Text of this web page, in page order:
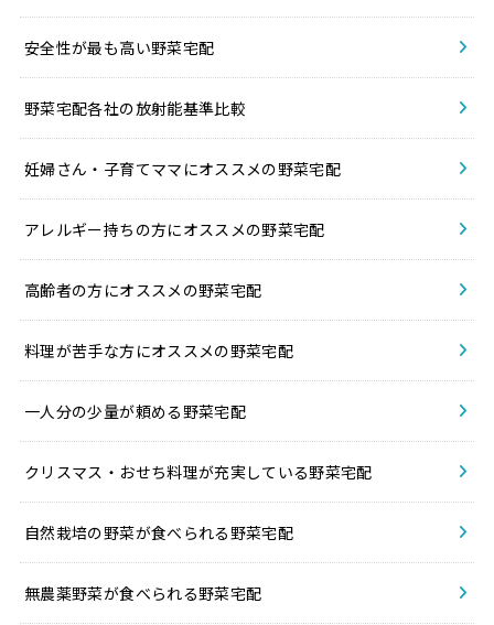
安全性が最も高い野菜宅配
野菜宅配各社の放射能基準比較
妊婦さん・子育てママにオススメの野菜宅配
アレルギー持ちの方にオススメの野菜宅配
高齢者の方にオススメの野菜宅配
料理が苦手な方にオススメの野菜宅配
一人分の少量が頼める野菜宅配
クリスマス・おせち料理が充実している野菜宅配
自然栽培の野菜が食べられる野菜宅配
無農薬野菜が食べられる野菜宅配